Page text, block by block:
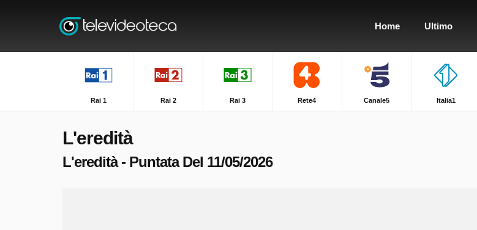
Home Ultimo
Rai 1 Rai 2 Rai 3 Rete4 Canale5 Italia1
L'eredità
L'eredità - Puntata Del 11/05/2026